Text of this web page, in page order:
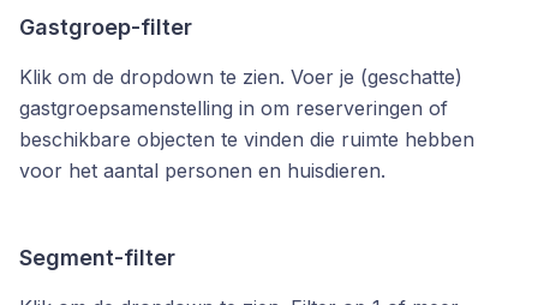
Gastgroep-filter
Klik om de dropdown te zien. Voer je (geschatte)
gastgroepsamenstelling in om reserveringen of
beschikbare objecten te vinden die ruimte hebben
voor het aantal personen en huisdieren.
Segment-filter